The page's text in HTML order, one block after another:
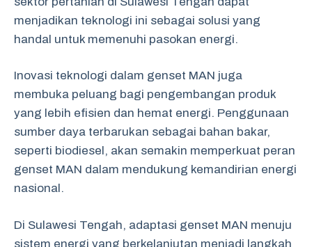
menjadikan teknologi ini sebagai solusi yang
handal untuk memenuhi pasokan energi.
Inovasi teknologi dalam genset MAN juga
membuka peluang bagi pengembangan produk
yang lebih efisien dan hemat energi. Penggunaan
sumber daya terbarukan sebagai bahan bakar,
seperti biodiesel, akan semakin memperkuat peran
genset MAN dalam mendukung kemandirian energi
nasional.
Di Sulawesi Tengah, adaptasi genset MAN menuju
sistem energi yang berkelanjutan menjadi langkah